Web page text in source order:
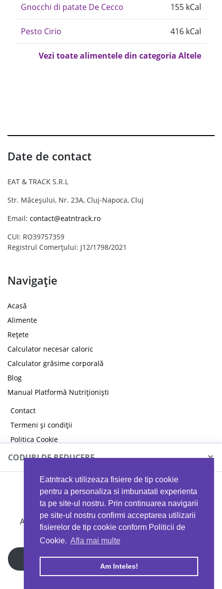
Eatntrack utilizeaza fisiere de tip cookie
pentru a personaliza si imbunatati experienta
ta pe site-ul nostru. Prin continuarea navigarii
pe site-ul nostru confirmi acceptarea utilizarii
fisierelor de tip cookie conform Politicii de
Cookie. Afla mai multe
Am Inteles!
Gnocchi di patate De Cecco 155 kCal
Pesto Cirio 416 kCal
Vezi toate alimentele din categoria Altele
Date de contact
EAT & TRACK S.R.L
Str. Măceșului, Nr. 23A, Cluj-Napoca, Cluj
Email: contact@eatntrack.ro
CUI: RO39757359
Registrul Comerțului: J12/1798/2021
Navigație
Acasă
Alimente
Rețete
Calculator necesar caloric
Calculator grăsime corporală
Blog
Manual Platformă Nutriționiști
Contact
Termeni și condiții
Politica Cookie
Politica de confidențialitate
Copyright © 2026 EAT & TRACK S.R.L
CODURI DE REDUCERE ×
MYPROTEIN
Ai 40%reducere la orice comandă folosind codul
EATTRACK
Profită acum